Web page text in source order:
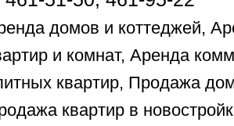
домов и коттеджей,
и комнат, Аренда
квартир, Продажа
квартир в